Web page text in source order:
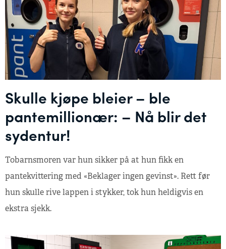
Skulle kjøpe bleier – ble
pantemillionær: – Nå blir det
sydentur!
Tobarnsmoren var hun sikker på at hun fikk en
pantekvittering med «Beklager ingen gevinst». Rett før
hun skulle rive lappen i stykker, tok hun heldigvis en
ekstra sjekk.